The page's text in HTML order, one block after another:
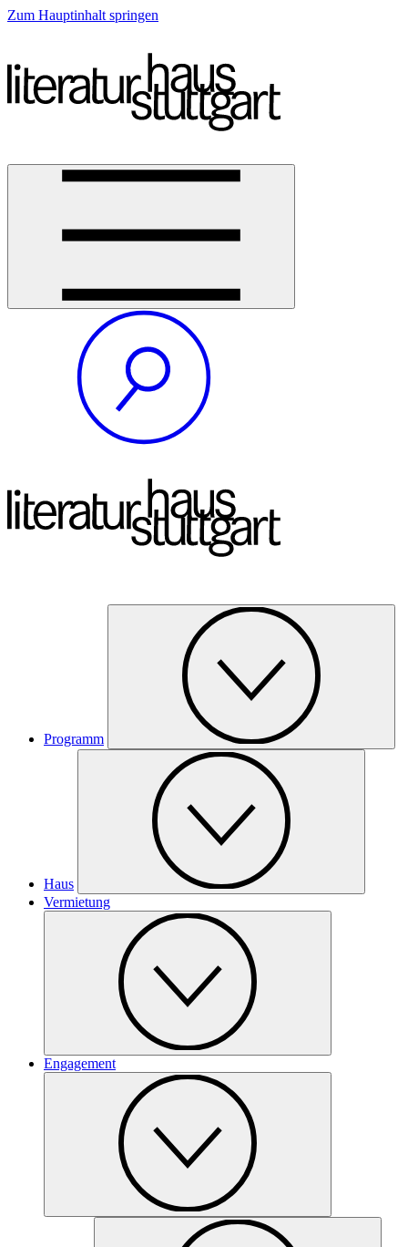
Zum Hauptinhalt springen
Programm
Haus
Vermietung
Engagement